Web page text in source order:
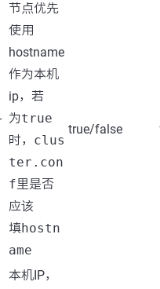
节点优先
使用
hostname
作为本机
ip，若
为true
时， clus
ter.con
f里是否
应该
填hostn
ame
true/false
本机IP，